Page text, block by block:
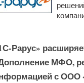
Рарус»
МФО,
с ООО